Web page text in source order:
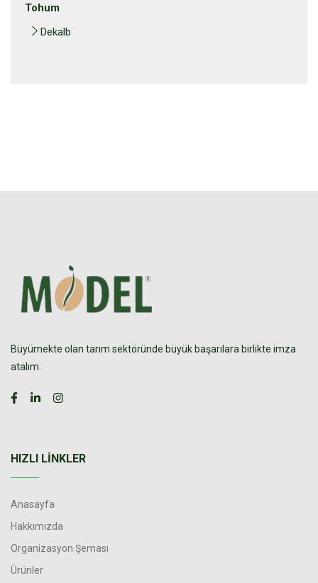
Tohum
Dekalb
Büyümekte olan tarım sektöründe büyük başarılara birlikte imza
atalım.
HIZLI LINKLER
Anasayfa
Hakkımızda
Organizasyon Şeması
Ürünler